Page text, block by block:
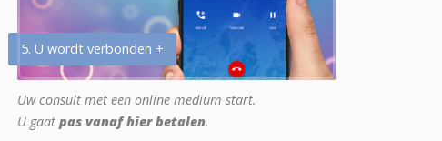
5. U wordt verbonden +
Uw consult met een online medium start.
U gaat pas vanaf hier betalen.